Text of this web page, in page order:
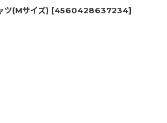
(Mサイズ) [4560428637234]